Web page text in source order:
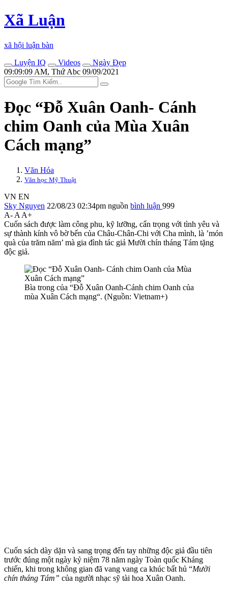
Xã Luận
xã hội luận bàn
Luyện IQ
Videos
Ngày Đẹp
09:09:09 AM, Thứ Abc 09/09/2021
Đọc “Đỗ Xuân Oanh- Cánh
chim Oanh của Mùa Xuân
Cách mạng”
Văn Hóa
Văn học Mỹ Thuật
VN EN
Sky Nguyen 22/08/23 02:34pm nguồn bình luận 999
A- A A+
Cuốn sách được làm công phu, kỹ lưỡng, cẩn trọng với tình yêu và
sự thành kính vô bờ bến của Châu-Chân-Chi với Cha mình, là ’món
quà của trăm năm’ mà gia đình tác giả Mười chín tháng Tám tặng
độc giả.
Bìa trong của “Đỗ Xuân Oanh-Cánh chim Oanh của
mùa Xuân Cách mạng“. (Nguồn: Vietnam+)
Cuốn sách dày dặn và sang trọng đến tay những độc giả đầu tiên
trước đúng một ngày kỷ niệm 78 năm ngày Toàn quốc Kháng
chiến, khi trong không gian đã vang vang ca khúc bất hủ “Mười
chín tháng Tám” của người nhạc sỹ tài hoa Xuân Oanh.